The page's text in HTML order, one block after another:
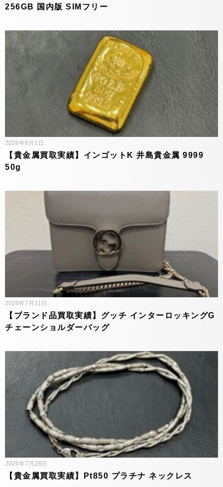
256GB 国内版 SIMフリー
【貴金属買取実績】インゴットK 井島貴金属 9999
50g
2026年8月1日
【ブランド品買取実績】グッチ インターロッキングG
チェーンショルダーバッグ
2026年7月31日
【貴金属買取実績】Pt850 プラチナ ネックレス
2026年7月28日